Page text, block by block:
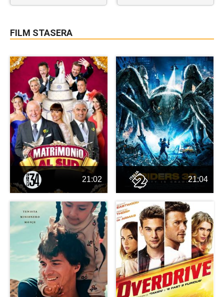
FILM STASERA
21:02 21:04